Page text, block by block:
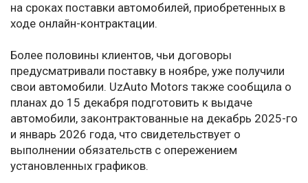
на сроках поставки автомобилей, приобретенных в
ходе онлайн-контрактации.
Более половины клиентов, чьи договоры
предусматривали поставку в ноябре, уже получили
свои автомобили. UzAuto Motors также сообщила о
планах до 15 декабря подготовить к выдаче
автомобили, законтрактованные на декабрь 2025-го
и январь 2026 года, что свидетельствует о
выполнении обязательств с опережением
установленных графиков.